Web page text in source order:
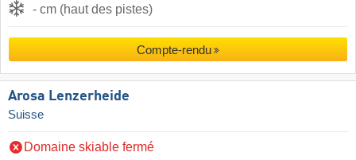
- cm (haut des pistes)
Compte-rendu
Arosa Lenzerheide
Suisse
Domaine skiable fermé